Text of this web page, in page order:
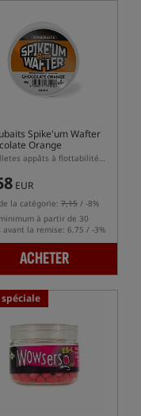
Spike'um Wafter
Orange
Bouilletes appâts à flottabilité équilibrée (wafters)
EUR
la catégorie: 7,15 / -8%
à partir de 30
avant la remise: 6.75 / -3%
ACHETER